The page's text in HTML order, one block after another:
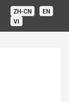
ZH-CN
EN
VI